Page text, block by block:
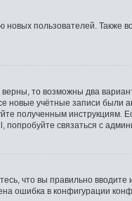
пользователей. Также
то возможны два
новые учётные записи
полученным инструкциям.
связаться с
что вы правильно
ошибка в конфигурации